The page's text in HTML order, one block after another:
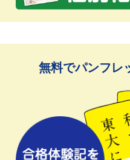
無料でパンフレ